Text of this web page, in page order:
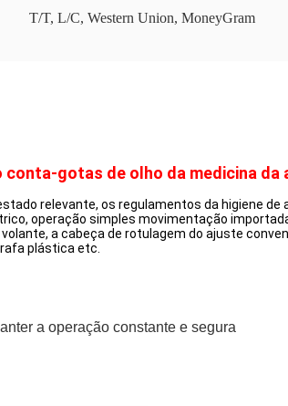
T/T, L/C, Western Union, MoneyGram
gotas de olho da medicina da
relevante, os regulamentos da higiene
operação simples movimentação
a cabeça de rotulagem do ajuste
plástica etc.
a operação constante e segura